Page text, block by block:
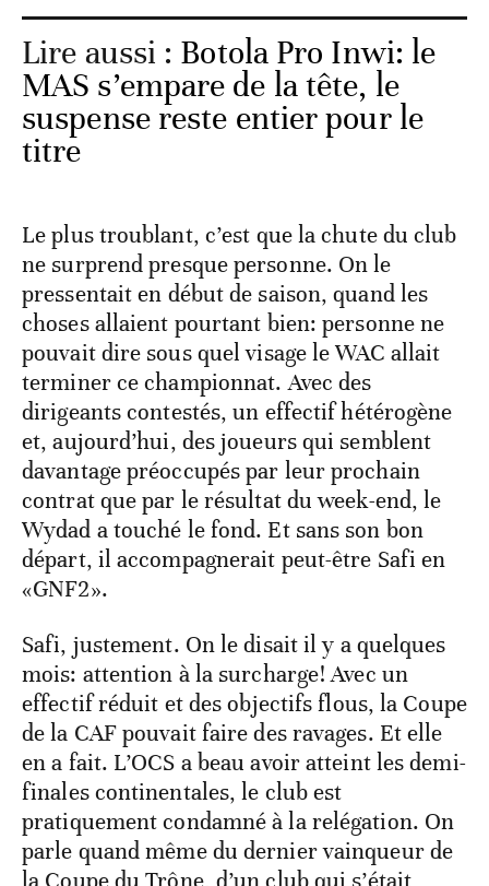
Lire aussi : Botola Pro Inwi: le
MAS s’empare de la tête, le
suspense reste entier pour le
titre
Le plus troublant, c’est que la chute du club
ne surprend presque personne. On le
pressentait en début de saison, quand les
choses allaient pourtant bien: personne ne
pouvait dire sous quel visage le WAC allait
terminer ce championnat. Avec des
dirigeants contestés, un effectif hétérogène
et, aujourd’hui, des joueurs qui semblent
davantage préoccupés par leur prochain
contrat que par le résultat du week-end, le
Wydad a touché le fond. Et sans son bon
départ, il accompagnerait peut-être Safi en
«GNF2».
Safi, justement. On le disait il y a quelques
mois: attention à la surcharge! Avec un
effectif réduit et des objectifs flous, la Coupe
de la CAF pouvait faire des ravages. Et elle
en a fait. L’OCS a beau avoir atteint les demi-
finales continentales, le club est
pratiquement condamné à la relégation. On
parle quand même du dernier vainqueur de